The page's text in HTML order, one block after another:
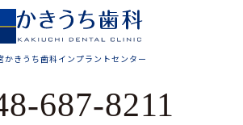
かきうち歯科インプラントセンター
687-8211